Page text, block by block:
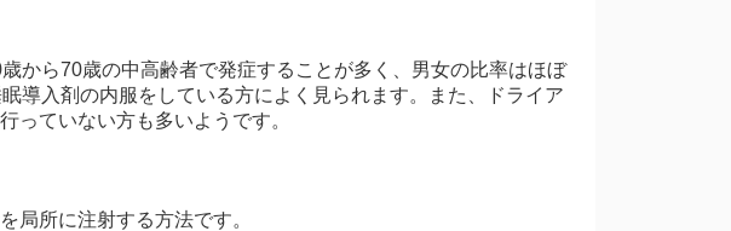
から70歳の中高齢者で発症することが多く、男女の比率はほぼ
導入剤の内服をしている方によく見られます。また、ドライア
っていない方も多いようです。
局所に注射する方法です。